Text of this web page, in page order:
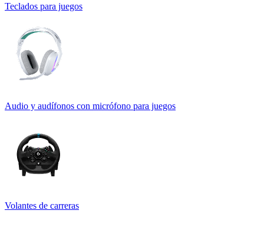
Teclados para juegos
Audio y audífonos con micrófono para juegos
Volantes de carreras